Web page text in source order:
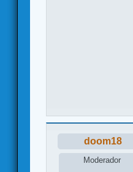
doom18
Moderador